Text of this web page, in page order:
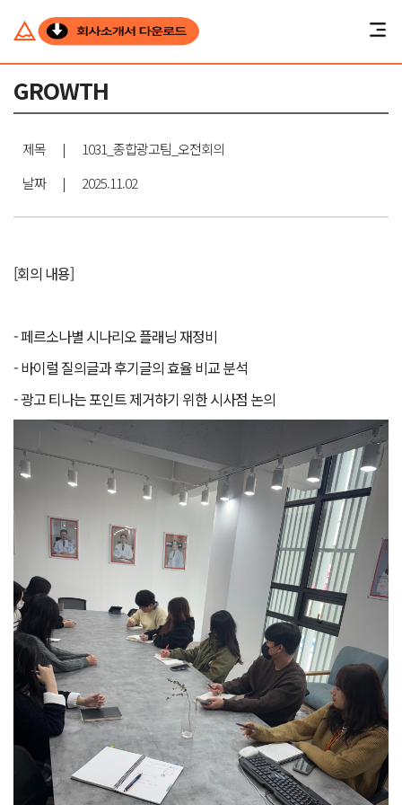
GROWTH
제목 |
1031_종합광고팀_오전회의
날짜
| 2025.11.02
[회의 내용]
- 페르소나별 시나리오 플래닝 재정비
- 바이럴 질의글과 후기글의 효율 비교 분석
- 광고 티나는 포인트 제거하기 위한 시사점 논의